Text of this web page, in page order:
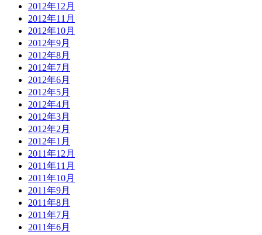
2012年12月
2012年11月
2012年10月
2012年9月
2012年8月
2012年7月
2012年6月
2012年5月
2012年4月
2012年3月
2012年2月
2012年1月
2011年12月
2011年11月
2011年10月
2011年9月
2011年8月
2011年7月
2011年6月